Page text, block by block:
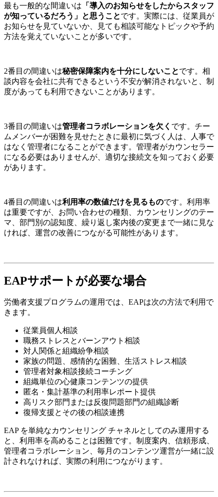
最も一般的な間違いは 「導入のお知らせをしたからスタッフ
が知っているだろう」と思うことです。実際には、従業員が
お知らせを見ていないか、見ても相談可能なトピックや予約
方法を覚えていないことが多いです。
2番目の間違いは秘密保障案内を十分にしないことです。相
談内容を会社に共有できるという不安が解消されないと、制
度があっても利用できないことがあります。
3番目の間違いは管理者コラボレーションを欠く です。チー
ムメンバーが困難を見せたときに最初に気づく人は、人事で
はなく管理者になることができます。管理者がカウンセラー
になる必要はありませんが、適切な接続文を知っておく必要
があります。
4番目の間違いは利用率の数値だけを見るものです。利用率
は重要ですが、お問い合わせの種類、カウンセリングのテー
マ、部門別の認知度、繰り返し案内後の変更まで一緒に見な
ければ、運営の改善につながる可能性があります。
EAPサポートが必要な場合
労働者支援プログラムの運用では、EAPは次の方法で利用で
きます。
従業員個人相談
職務ストレスとバーンアウト相談
対人関係と組織紛争相談
家族の問題、感情的な困難、生活ストレス相談
管理者対象相談接続コーチング
組織単位の心健康コンテンツの提供
匿名・集計基準の利用率レポート提供
高リスク部門または反復問題部門の組織診断
復帰支援とその後の相談連携
EAP を単純なカウンセリング チャネルとしてのみ運用する
と、利用率を高めることは困難です。制度案内、信頼形成、
管理者コラボレーション、毎月のコンテンツ運営が一緒に設
計されなければ、実際の利用につながります。